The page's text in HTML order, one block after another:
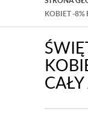
KOBIET -8%